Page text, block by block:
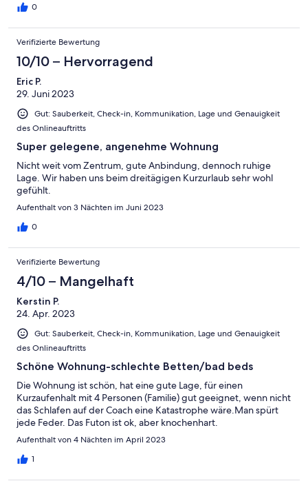
Auch für Ältere Menschen und Menschen mit körperlicher
geeigneten Platz für die Unterbringung des Kinderwagens. Es
war bekannt das wir mit Kindern in jungem Alter anreisen
würden. Dennoch wurden wir nicht auf die örtlichen
Gegebenheiten hingewiesen. Die Wohnung wird zudem mit
gehobener Ausstattung beschrieben. Dies trifft nicht zu.
Billigmöbel von bekannter Schwedenmarke in teilweise
abgenutzter Form, sind nicht gehoben. Fazit. Eine schöne,
sauber Wohnung geeignet für Singles und Junge Paare.
Insgesamt etwas überteuert.
0
Verifizierte Bewertung
10/10 – Hervorragend
Eric P.
29. Juni 2023
Gut: Sauberkeit, Check-in, Kommunikation, Lage und Genauigkeit
des Onlineauftritts
Super gelegene, angenehme Wohnung
Nicht weit vom Zentrum, gute Anbindung, dennoch ruhige
Lage. Wir haben uns beim dreitägigen Kurzurlaub sehr wohl
gefühlt.
Aufenthalt von 3 Nächten im Juni 2023
0
Verifizierte Bewertung
4/10 – Mangelhaft
Kerstin P.
24. Apr. 2023
Gut: Sauberkeit, Check-in, Kommunikation, Lage und Genauigkeit
des Onlineauftritts
Schöne Wohnung-schlechte Betten/bad beds
Die Wohnung ist schön, hat eine gute Lage, für einen
Kurzaufenhalt mit 4 Personen (Familie) gut geeignet, wenn nicht
das Schlafen auf der Coach eine Katastrophe wäre.Man spürt
jede Feder. Das Futon ist ok, aber knochenhart.
Aufenthalt von 4 Nächten im April 2023
1